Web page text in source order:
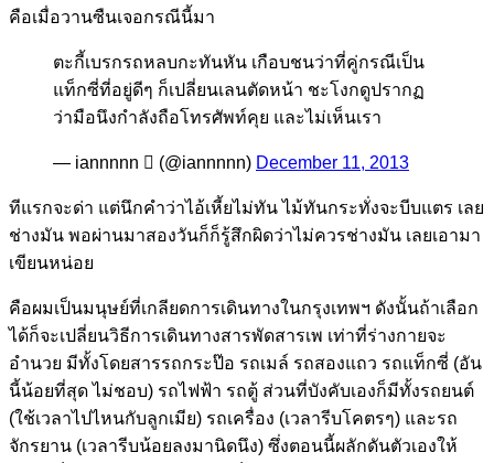
คือเมื่อวานซืนเจอกรณีนี้มา
ตะกี้เบรกรถหลบกะทันหัน เกือบชนว่าที่คู่กรณีเป็น
แท็กซี่ที่อยู่ดีๆ ก็เปลี่ยนเลนตัดหน้า ชะโงกดูปรากฏ
ว่ามือนึงกำลังถือโทรศัพท์คุย และไม่เห็นเรา
— iannnnn  (@iannnnn) December 11, 2013
ทีแรกจะด่า แต่นึกคำว่าไอ้เหี้ยไม่ทัน ไม้ทันกระทั่งจะบีบแตร เลย
ช่างมัน พอผ่านมาสองวันก็ก็รู้สึกผิดว่าไม่ควรช่างมัน เลยเอามา
เขียนหน่อย
คือผมเป็นมนุษย์ที่เกลียดการเดินทางในกรุงเทพฯ ดังนั้นถ้าเลือก
ได้ก็จะเปลี่ยนวิธีการเดินทางสารพัดสารเพ เท่าที่ร่างกายจะ
อำนวย มีทั้งโดยสารรถกระป๊อ รถเมล์ รถสองแถว รถแท็กซี่ (อัน
นี้น้อยที่สุด ไม่ชอบ) รถไฟฟ้า รถตู้ ส่วนที่บังคับเองก็มีทั้งรถยนต์
(ใช้เวลาไปไหนกับลูกเมีย) รถเครื่อง (เวลารีบโคตรๆ) และรถ
จักรยาน (เวลารีบน้อยลงมานิดนึง) ซึ่งตอนนี้ผลักดันตัวเองให้